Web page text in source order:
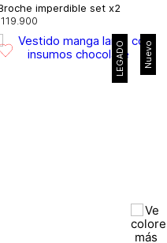
imperdible set x2
119 900
Nuevo
LEGADO